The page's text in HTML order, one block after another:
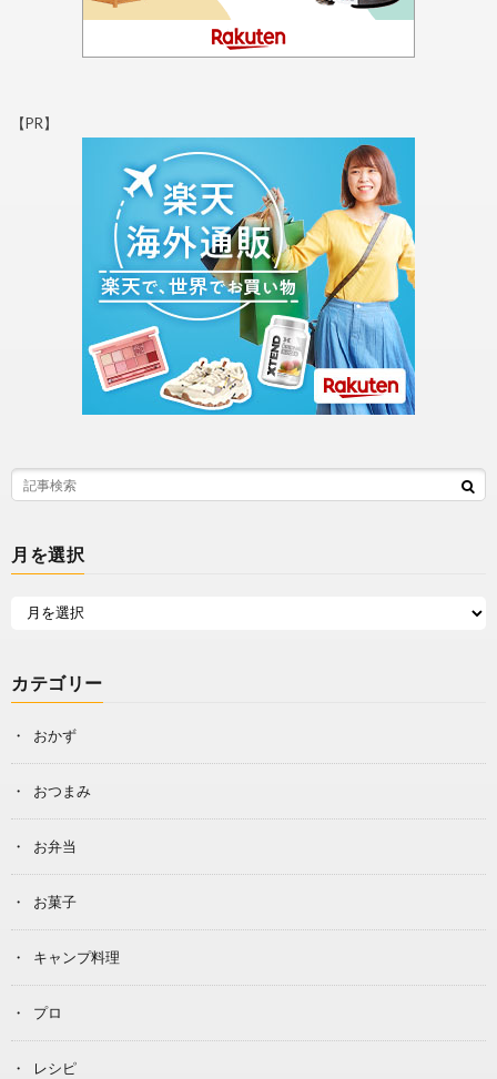
【PR】
月を選択
カテゴリー
おかず
おつまみ
お弁当
お菓子
キャンプ料理
プロ
レシピ